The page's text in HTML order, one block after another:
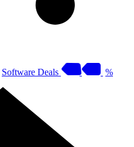
Software Deals %